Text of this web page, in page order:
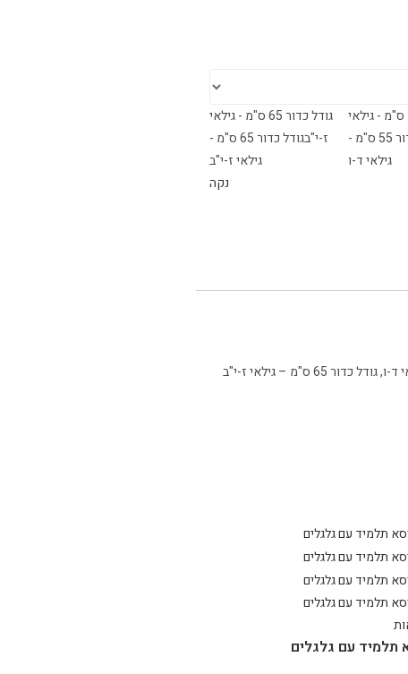
גודל כדור 55 ס"מ - גילאי
גודל כדור 55 ס"מ -
גילאי ד-ו
גודל כדור 65 ס"מ - גילאי
ז-י"ב
גודל כדור 65 ס"מ -
גילאי ז-י"ב
נקה
תלמיד עם גלגלים